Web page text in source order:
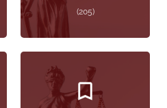
(205)